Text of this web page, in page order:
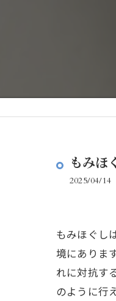
もみほ
2025/04/14
もみほぐし
境にありま
れに対抗す
のように行